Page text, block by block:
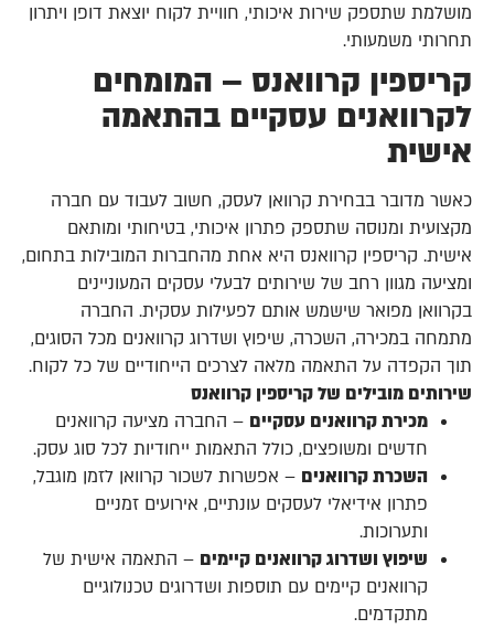
מושלמת שתספק שירות איכותי, חוויית לקוח יוצאת דופן ויתרון
תחרותי משמעותי.
קריספין קרוואנס – המומחים
לקרוואנים עסקיים בהתאמה
אישית
כאשר מדובר בבחירת קרוואן לעסק, חשוב לעבוד עם חברה
מקצועית ומנוסה שתספק פתרון איכותי, בטיחותי ומותאם
אישית. קריספין קרוואנס היא אחת מהחברות המובילות בתחום,
ומציעה מגוון רחב של שירותים לבעלי עסקים המעוניינים
בקרוואן מפואר שישמש אותם לפעילות עסקית. החברה
מתמחה במכירה, השכרה, שיפוץ ושדרוג קרוואנים מכל הסוגים,
תוך הקפדה על התאמה מלאה לצרכים הייחודיים של כל לקוח.
שירותים מובילים של קריספין קרוואנס
מכירת קרוואנים עסקיים – החברה מציעה קרוואנים
חדשים ומשופצים, כולל התאמות ייחודיות לכל סוג עסק.
השכרת קרוואנים – אפשרות לשכור קרוואן לזמן מוגבל,
פתרון אידיאלי לעסקים עונתיים, אירועים זמניים
ותערוכות.
שיפוץ ושדרוג קרוואנים קיימים – התאמה אישית של
קרוואנים קיימים עם תוספות ושדרוגים טכנולוגיים
מתקדמים.